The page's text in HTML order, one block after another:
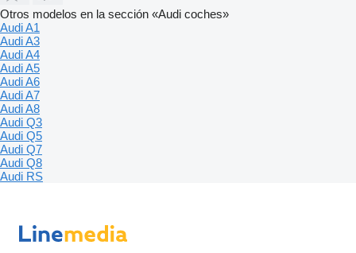
Otros modelos en la sección «Audi coches»
Audi A1
Audi A3
Audi A4
Audi A5
Audi A6
Audi A7
Audi A8
Audi Q3
Audi Q5
Audi Q7
Audi Q8
Audi RS